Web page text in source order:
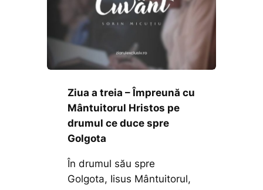
Ziua a treia – Împreună cu
Mântuitorul Hristos pe
drumul ce duce spre
Golgota
În drumul său spre
Golgota, Iisus Mântuitorul,